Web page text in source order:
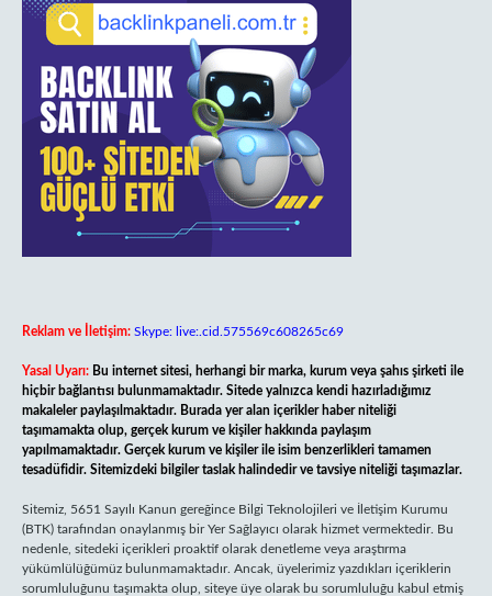
Reklam ve İletişim: Skype: live:.cid.575569c608265c69
Yasal Uyarı: Bu internet sitesi, herhangi bir marka, kurum veya şahıs şirketi ile
hiçbir bağlantısı bulunmamaktadır. Sitede yalnızca kendi hazırladığımız
makaleler paylaşılmaktadır. Burada yer alan içerikler haber niteliği
taşımamakta olup, gerçek kurum ve kişiler hakkında paylaşım
yapılmamaktadır. Gerçek kurum ve kişiler ile isim benzerlikleri tamamen
tesadüfidir. Sitemizdeki bilgiler taslak halindedir ve tavsiye niteliği taşımazlar.
Sitemiz, 5651 Sayılı Kanun gereğince Bilgi Teknolojileri ve İletişim Kurumu
(BTK) tarafından onaylanmış bir Yer Sağlayıcı olarak hizmet vermektedir. Bu
nedenle, sitedeki içerikleri proaktif olarak denetleme veya araştırma
yükümlülüğümüz bulunmamaktadır. Ancak, üyelerimiz yazdıkları içeriklerin
sorumluluğunu taşımakta olup, siteye üye olarak bu sorumluluğu kabul etmiş